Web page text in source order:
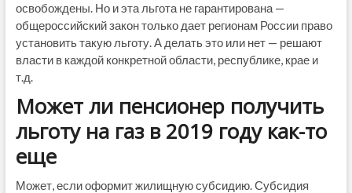
освобождены. Но и эта льгота не гарантирована —
общероссийский закон только дает регионам России право
установить такую льготу. А делать это или нет — решают
власти в каждой конкретной области, республике, крае и
т.д.
Может ли пенсионер получить
льготу на газ в 2019 году как-то
еще
Может, если оформит жилищную субсидию. Субсидия